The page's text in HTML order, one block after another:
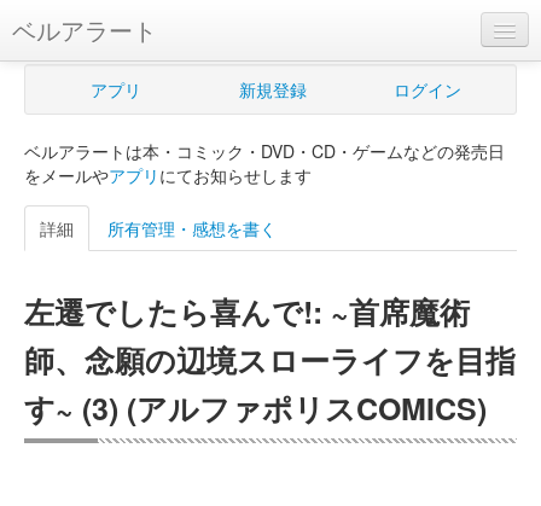
ベルアラート
ベルアラートとは
新規登録
ログイン
購入管理
Myシェルフ
プレミアム
アプリ 新規登録 ログイン
ベルアラートは本・コミック・DVD・CD・ゲームなどの発売日
をメールやアプリ にてお知らせします
詳細 所有管理・感想を書く
左遷でしたら喜んで!: ~首席魔術
師、念願の辺境スローライフを目指
す~ (3) (アルファポリスCOMICS)